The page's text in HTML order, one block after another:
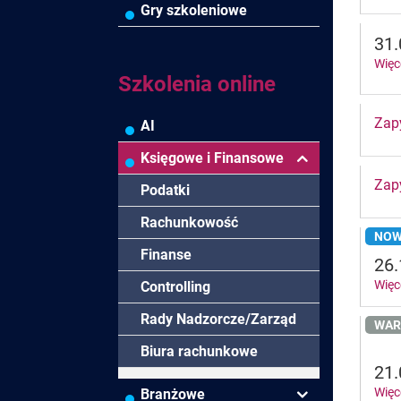
Negocjacje/Sprzedaż/Obsługa
Klienta
osobista/Wellbeing
Project/Word/PowerPoint
Gry szkoleniowe
Szkolenia online
AI
Księgowe i Finansowe
Podatki
Rachunkowość
Finanse
Controlling
Rady Nadzorcze/Zarząd
Biura rachunkowe
Branżowe